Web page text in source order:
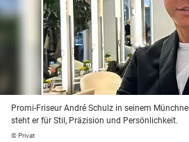
Promi-Friseur André Schulz in seinem
steht er für Stil, Präzision und Persönlichkeit.
© Privat